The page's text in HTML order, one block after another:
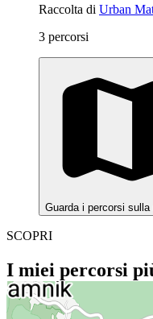
Raccolta di Urban
3 percorsi
Guarda i percorsi sulla
SCOPRI
I miei percorsi